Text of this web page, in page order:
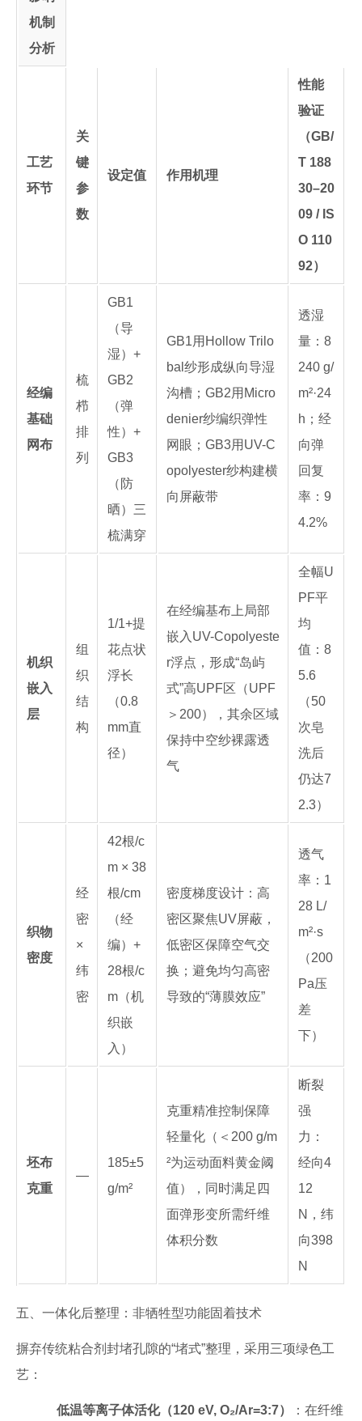
机制
分析
工艺
环节
关
键
参
数
设定值 作用机理
性能
验证
（GB/
T 188
30–20
09 / IS
O 110
92）
经编
基础
网布
梳
栉
排
列
GB1
（导
湿）+
GB2
（弹
性）+
GB3
（防
晒）三
梳满穿
GB1用Hollow Trilo
bal纱形成纵向导湿
沟槽；GB2用Micro
denier纱编织弹性
网眼；GB3用UV-C
opolyester纱构建横
向屏蔽带
透湿
量：8
240 g/
m²·24
h；经
向弹
回复
率：9
4.2%
机织
嵌入
层
组
织
结
构
1/1+提
花点状
浮长
（0.8
mm直
径）
在经编基布上局部
嵌入UV-Copolyeste
r浮点，形成“岛屿
式”高UPF区（UPF
＞200），其余区域
保持中空纱裸露透
气
全幅U
PF平
均
值：8
5.6
（50
次皂
洗后
仍达7
2.3）
织物
密度
经
密
×
纬
密
42根/c
m × 38
根/cm
（经
编）+
28根/c
m（机
织嵌
入）
密度梯度设计：高
密区聚焦UV屏蔽，
低密区保障空气交
换；避免均匀高密
导致的“薄膜效应”
透气
率：1
28 L/
m²·s
（200
Pa压
差
下）
坯布
克重
—
185±5
g/m²
克重精准控制保障
轻量化（＜200 g/m
²为运动面料黄金阈
值），同时满足四
面弹形变所需纤维
体积分数
断裂
强
力：
经向4
12
N，纬
向398
N
五、一体化后整理：非牺牲型功能固着技术
摒弃传统粘合剂封堵孔隙的“堵式”整理，采用三项绿色工
艺：
低温等离子体活化（120 eV, O₂/Ar=3:7）
：在纤维